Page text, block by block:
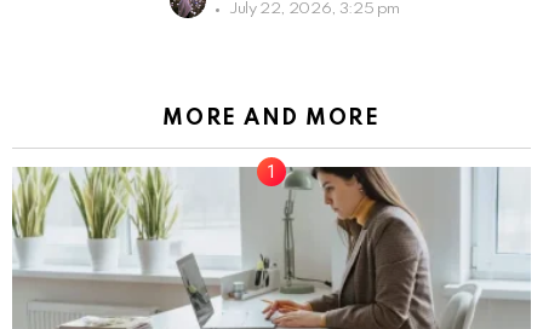
July 22, 2026, 3:25 pm
MORE AND MORE